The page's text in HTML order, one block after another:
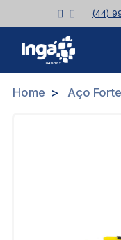
(44)
Home Aço Forte